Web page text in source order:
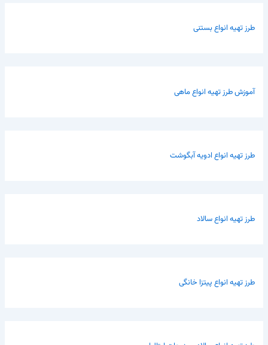
طرز تهیه انواع بستنی
آموزش طرز تهیه انواع ماهی
طرز تهیه انواع ادویه آبگوشت
طرز تهیه انواع سالاد
طرز تهیه انواع پیتزا خانگی